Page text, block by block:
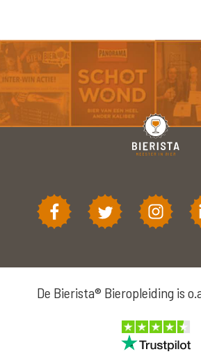
De Bierista® Bieropleiding is